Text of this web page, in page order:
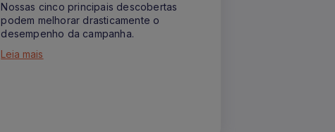
Nossas cinco principais descobertas
podem melhorar drasticamente o
desempenho da campanha.
Leia mais